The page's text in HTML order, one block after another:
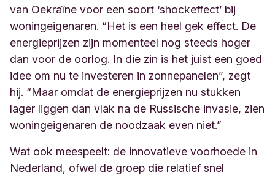
van Oekraïne voor een soort ‘shockeffect’ bij
woningeigenaren. “Het is een heel gek effect. De
energieprijzen zijn momenteel nog steeds hoger
dan voor de oorlog. In die zin is het juist een goed
idee om nu te investeren in zonnepanelen”, zegt
hij. “Maar omdat de energieprijzen nu stukken
lager liggen dan vlak na de Russische invasie, zien
woningeigenaren de noodzaak even niet.”
Wat ook meespeelt: de innovatieve voorhoede in
Nederland, ofwel de groep die relatief snel